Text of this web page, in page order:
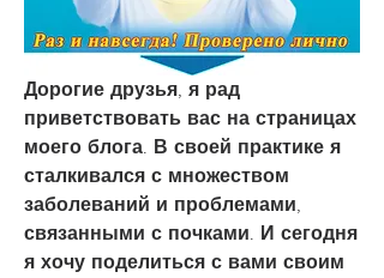
Дорогие друзья, я рад
приветствовать вас на страницах
моего блога. В своей практике я
сталкивался с множеством
заболеваний и проблемами,
связанными с почками. И сегодня
я хочу поделиться с вами своим